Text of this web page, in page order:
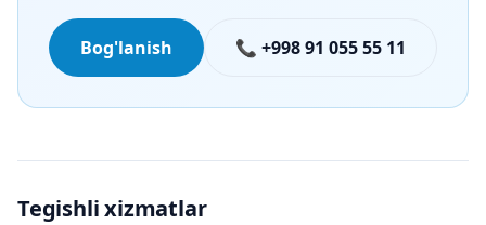
Bog'lanish 📞 +998 91 055 55 11
Tegishli xizmatlar